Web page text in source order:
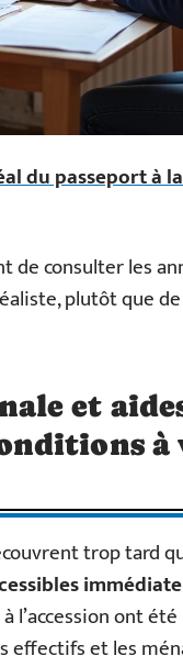
du passeport à
consulter les
plutôt que
et
trop tard
ont
effectifs et les